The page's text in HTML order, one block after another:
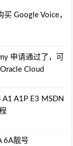
Google Voice，
申请通过了，可
Cloud
A1P E3 MSDN
6A靓号